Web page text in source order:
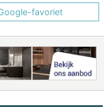
favoriet